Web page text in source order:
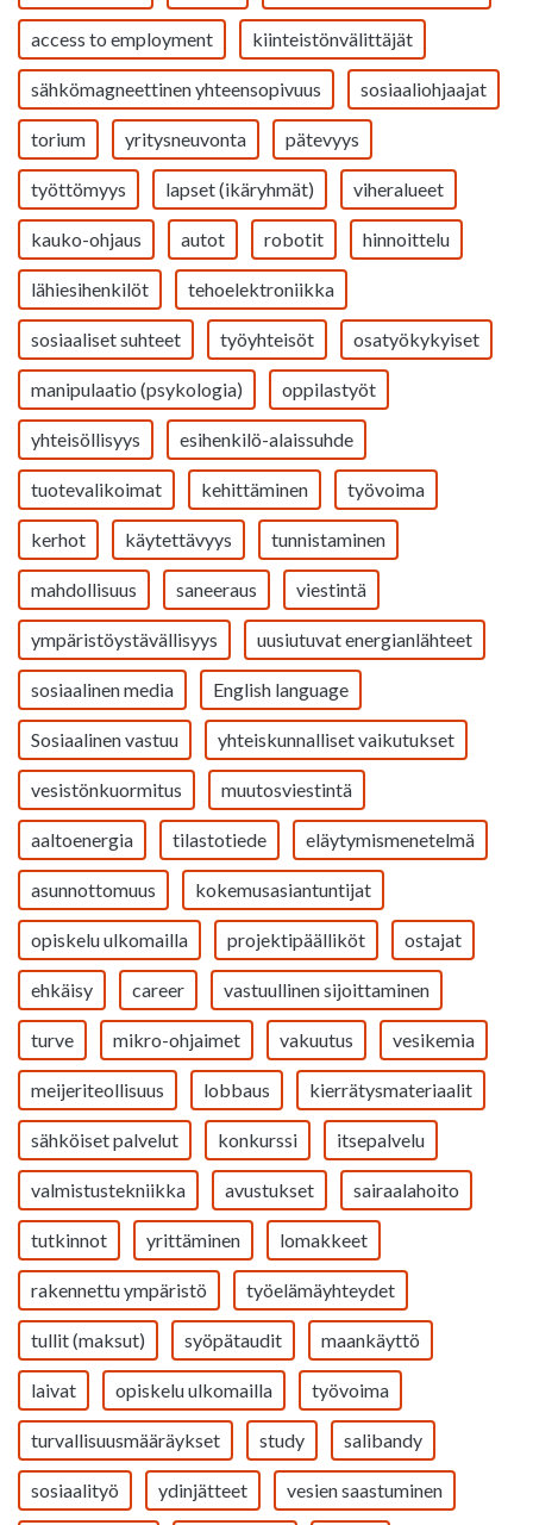
access to employment kiinteistönvälittäjät
sähkömagneettinen yhteensopivuus sosiaaliohjaajat
torium yritysneuvonta pätevyys
työttömyys lapset (ikäryhmät) viheralueet
kauko-ohjaus autot robotit hinnoittelu
lähiesihenkilöt tehoelektroniikka
sosiaaliset suhteet työyhteisöt osatyökykyiset
manipulaatio (psykologia) oppilastyöt
yhteisöllisyys esihenkilö-alaissuhde
tuotevalikoimat kehittäminen työvoima
kerhot käytettävyys tunnistaminen
mahdollisuus saneeraus viestintä
ympäristöystävällisyys uusiutuvat energianlähteet
sosiaalinen media English language
Sosiaalinen vastuu yhteiskunnalliset vaikutukset
vesistönkuormitus muutosviestintä
aaltoenergia tilastotiede eläytymismenetelmä
asunnottomuus kokemusasiantuntijat
opiskelu ulkomailla projektipäälliköt ostajat
ehkäisy career vastuullinen sijoittaminen
turve mikro-ohjaimet vakuutus vesikemia
meijeriteollisuus lobbaus kierrätysmateriaalit
sähköiset palvelut konkurssi itsepalvelu
valmistustekniikka avustukset sairaalahoito
tutkinnot yrittäminen lomakkeet
rakennettu ympäristö työelämäyhteydet
tullit (maksut) syöpätaudit maankäyttö
laivat opiskelu ulkomailla työvoima
turvallisuusmääräykset study salibandy
sosiaalityö ydinjätteet vesien saastuminen